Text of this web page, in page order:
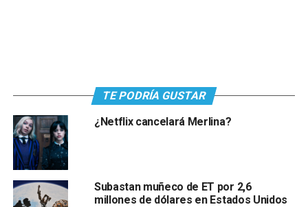
TE PODRÍA GUSTAR
¿Netflix cancelará Merlina?
Subastan muñeco de ET por 2,6
millones de dólares en Estados Unidos